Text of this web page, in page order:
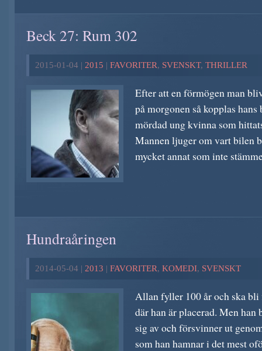
Beck 27: Rum 302
2015-01-04 | 2015 | FAVORITER, SVENSKT, THRILLER
Efter att en förmögen man
på morgonen så kopplas
mördad ung kvinna som
Mannen ljuger om vart bilen
mycket annat som inte
Hundraåringen
2014-05-04 | 2013 | FAVORITER, KOMEDI, SVENSKT
Allan fyller 100 år och ska bli
där han är placerad. Men han
sig av och försvinner ut
som han hamnar i det mest